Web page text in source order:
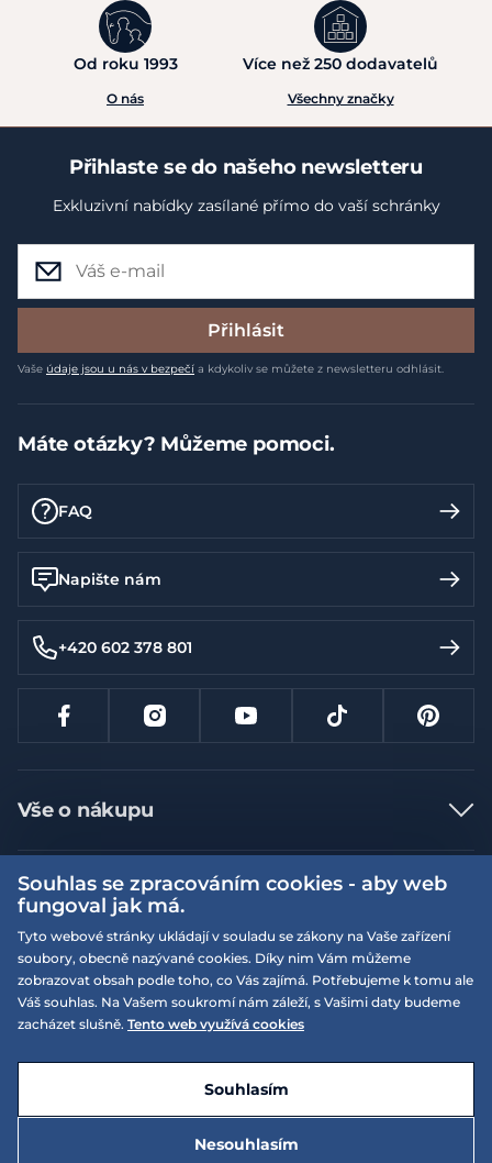
Od roku 1993
O nás
Více než 250 dodavatelů
Všechny značky
Přihlaste se do našeho newsletteru
Exkluzivní nabídky zasílané přímo do vaší schránky
Přihlásit
Vaše údaje jsou u nás v bezpečí a kdykoliv se můžete z newsletteru odhlásit.
Máte otázky? Můžeme pomoci.
FAQ
Napište nám
+420 602 378 801
Vše o nákupu
Jak nakupovat
Nejčastější dotazy
Doprava a platba
Vrácení a výměna zboží
Reklamace
Velikostní tabulky
Více informací
Obchodní podmínky
Podmínky EQS věrnostního klubu
On-line katalogy
Dotace
Zásady ochrany osobních údajů
Naše prodejny
EQS Rudná
EQS Praha 9 - Letňany
Nyní zavřeno ‧ otevřeno od 09:00, So
E-shop vytvořila a technicky zajišťujeSIMPLIA.cz
Souhlas se zpracováním cookies - aby web
fungoval jak má.
Tyto webové stránky ukládají v souladu se zákony na Vaše zařízení
soubory, obecně nazývané cookies. Díky nim Vám můžeme
zobrazovat obsah podle toho, co Vás zajímá. Potřebujeme k tomu ale
Váš souhlas. Na Vašem soukromí nám záleží, s Vašimi daty budeme
zacházet slušně. Tento web využívá cookies
Nesouhlasím
Souhlasím